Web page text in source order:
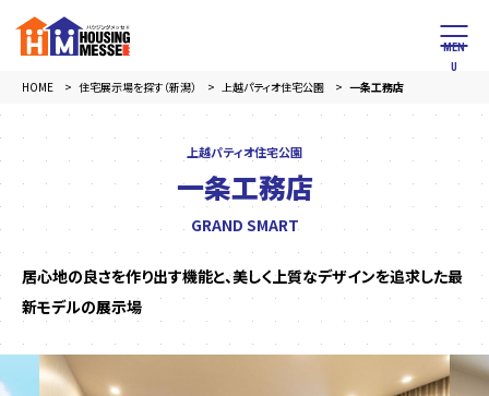
HOME 住宅展示場を探す（新潟） 上越パティオ住宅公園 一条工務店
上越パティオ住宅公園
一条工務店
GRAND SMART
居心地の良さを作り出す機能と、美しく上質なデザインを追求した最
新モデルの展示場